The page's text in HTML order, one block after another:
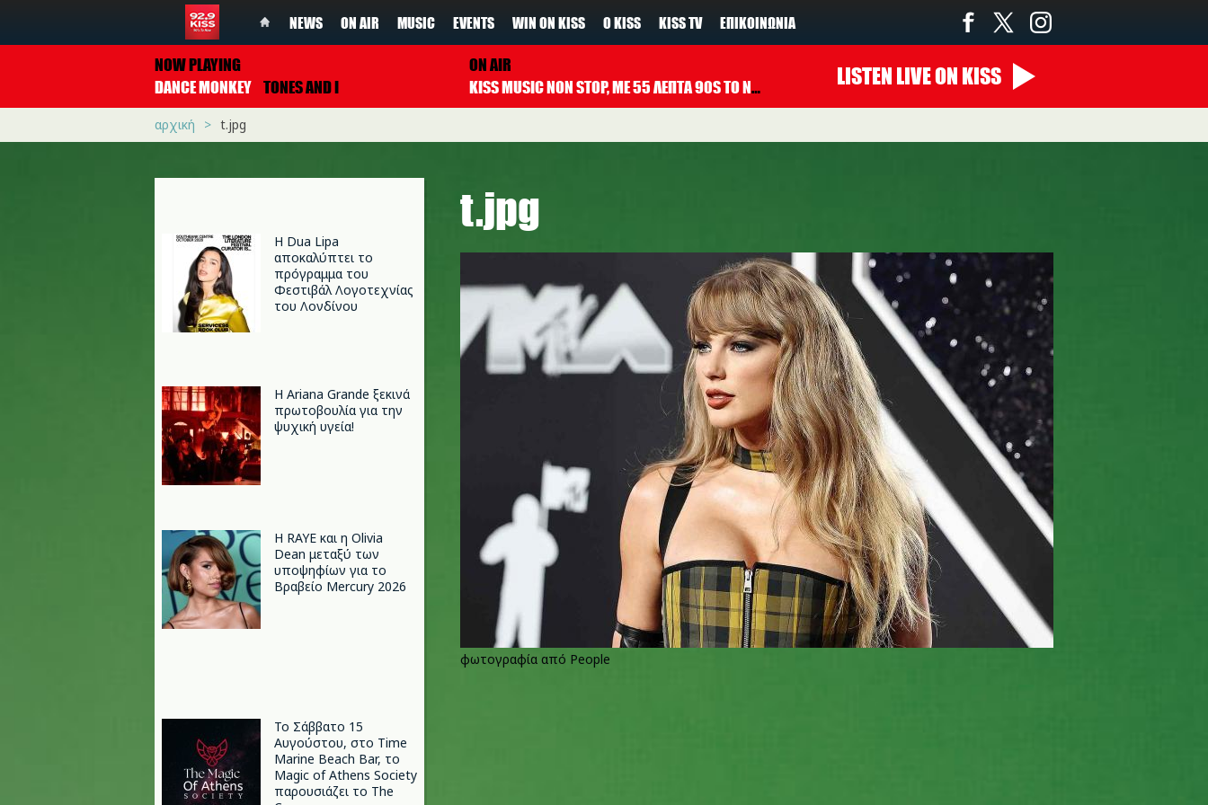
NEWS ON AIR MUSIC EVENTS WIN ON KISS Ο KISS KISS TV ΕΠΙΚΟΙΝΩΝΊΑ
NOW PLAYING
DANCE MONKEY TONES AND I
ON AIR
KISS MUSIC NON STOP, ΜΕ 55 ΛΕΠΤΑ 90S TO NOW ΚΑΘΕ ΩΡΑ
22:00 - 00:00
LISTEN LIVEON KISS
αρχική t.jpg
Η Dua Lipa
αποκαλύπτει το
πρόγραμμα του
Φεστιβάλ Λογοτεχνίας
του Λονδίνου
Η Ariana Grande ξεκινά
πρωτοβουλία για την
ψυχική υγεία!
Η RAYE και η Olivia
Dean μεταξύ των
υποψηφίων για το
Βραβείο Mercury 2026
Το Σάββατο 15
Αυγούστου, στο Time
Marine Beach Bar, το
Magic of Athens Society
παρουσιάζει το The
t.jpg
φωτογραφία από People